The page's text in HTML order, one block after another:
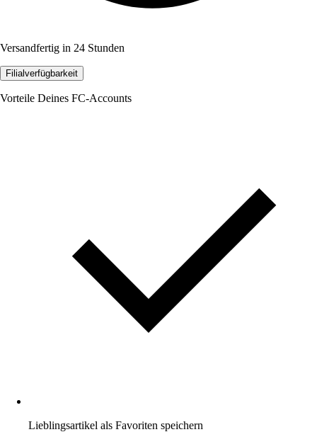
Versandfertig in 24 Stunden
Filialverfügbarkeit
Vorteile Deines FC-Accounts
Lieblingsartikel als Favoriten speichern